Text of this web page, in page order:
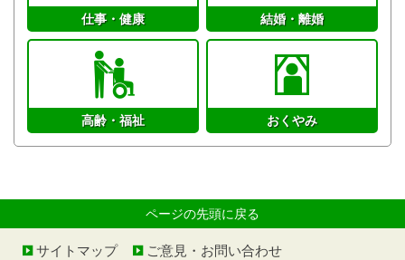
仕事・健康 結婚・離婚
高齢・福祉 おくやみ
ページの先頭に戻る
サイトマップ ご意見・お問い合わせ